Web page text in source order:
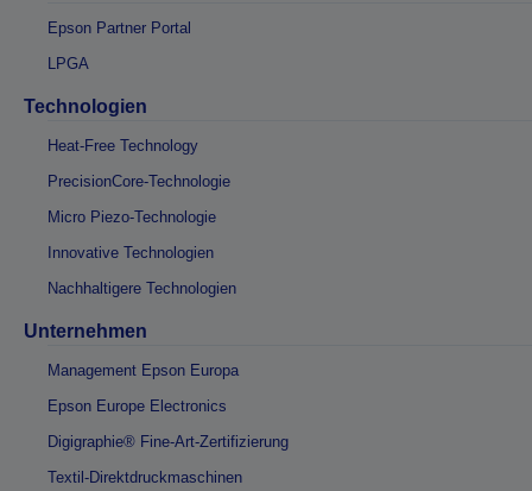
Epson Partner Portal
LPGA
Technologien
Heat-Free Technology
PrecisionCore-Technologie
Micro Piezo-Technologie
Innovative Technologien
Nachhaltigere Technologien
Unternehmen
Management Epson Europa
Epson Europe Electronics
Digigraphie® Fine-Art-Zertifizierung
Textil-Direktdruckmaschinen